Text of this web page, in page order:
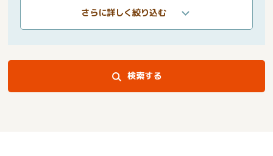
さらに詳しく絞り込む
検索する